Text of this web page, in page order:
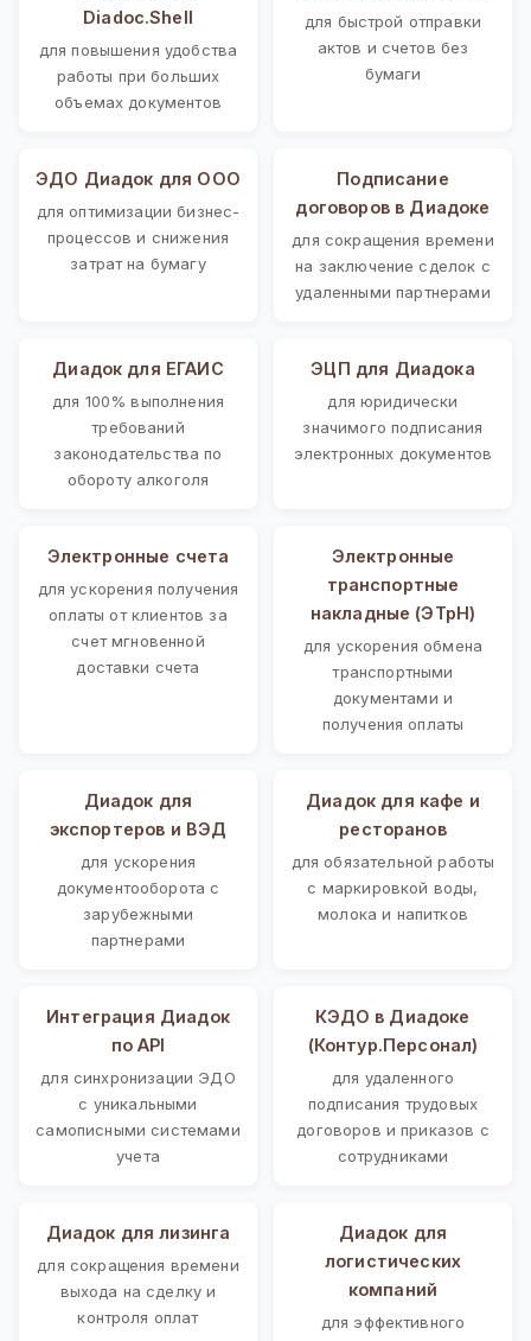
Diadoc.Shell
для повышения удобства
работы при больших
объемах документов
для быстрой отправки
актов и счетов без
бумаги
ЭДО Диадок для ООО
для оптимизации бизнес-
процессов и снижения
затрат на бумагу
Подписание
договоров в Диадоке
для сокращения времени
на заключение сделок с
удаленными партнерами
Диадок для ЕГАИС
для 100% выполнения
требований
законодательства по
обороту алкоголя
ЭЦП для Диадока
для юридически
значимого подписания
электронных документов
Электронные счета
для ускорения получения
оплаты от клиентов за
счет мгновенной
доставки счета
Электронные
транспортные
накладные (ЭТрН)
для ускорения обмена
транспортными
документами и
получения оплаты
Диадок для
экспортеров и ВЭД
для ускорения
документооборота с
зарубежными
партнерами
Диадок для кафе и
ресторанов
для обязательной работы
с маркировкой воды,
молока и напитков
Интеграция Диадок
по API
для синхронизации ЭДО
с уникальными
самописными системами
учета
КЭДО в Диадоке
(Контур.Персонал)
для удаленного
подписания трудовых
договоров и приказов с
сотрудниками
Диадок для лизинга
для сокращения времени
выхода на сделку и
контроля оплат
Диадок для
логистических
компаний
для эффективного